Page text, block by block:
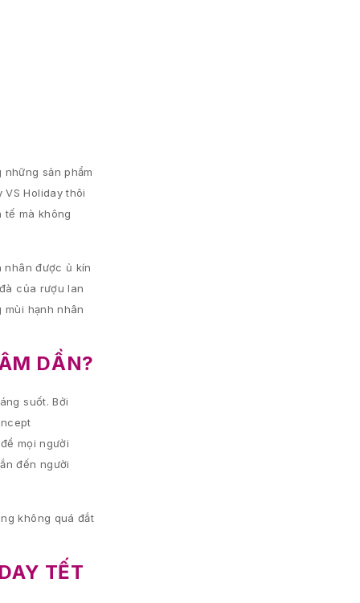
sản phẩm
Holiday thôi
tế mà không
nhân được ủ kín
của rượu lan
mùi hạnh nhân
DẦN?
suốt. Bởi
mọi người
đến người
không quá đắt
TẾT